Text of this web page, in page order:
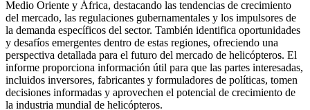
Medio Oriente y África, destacando las tendencias de crecimiento
del mercado, las regulaciones gubernamentales y los impulsores de
la demanda específicos del sector. También identifica oportunidades
y desafíos emergentes dentro de estas regiones, ofreciendo una
perspectiva detallada para el futuro del mercado de helicópteros. El
informe proporciona información útil para que las partes interesadas,
incluidos inversores, fabricantes y formuladores de políticas, tomen
decisiones informadas y aprovechen el potencial de crecimiento de
la industria mundial de helicópteros.